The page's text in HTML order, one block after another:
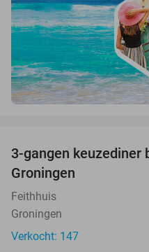
3-gangen keuzediner
Groningen
Feithhuis
Groningen
Verkocht: 147